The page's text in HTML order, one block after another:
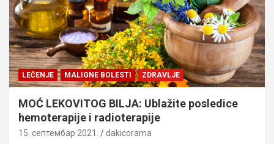
LEČENJE MALIGNE BOLESTI ZDRAVLJE
MOĆ LEKOVITOG BILJA: Ublažite posledice
hemoterapije i radioterapije
15. септембар 2021. dakicorama